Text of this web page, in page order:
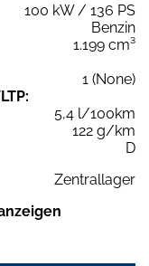
100 kW / 136 PS
Benzin
1.199 cm³
1 (None)
5,4 l/100km
122 g/km
D
Zentrallager